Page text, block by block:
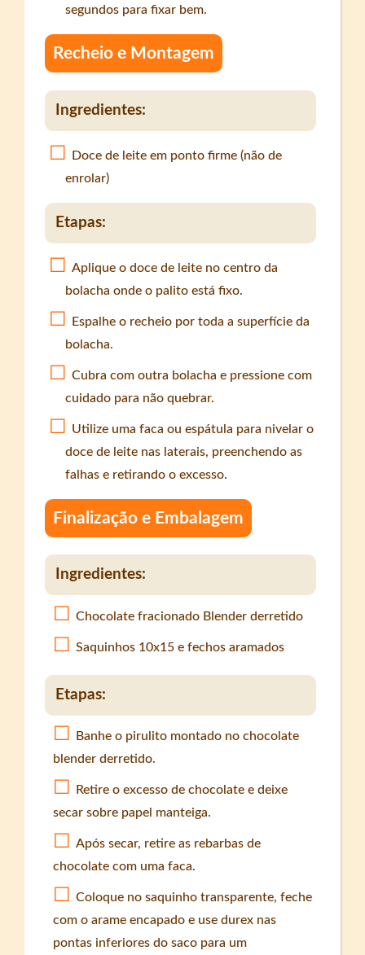
segundos para fixar bem.
Recheio e Montagem
Ingredientes:
Doce de leite em ponto firme (não de
enrolar)
Etapas:
Aplique o doce de leite no centro da
bolacha onde o palito está fixo.
Espalhe o recheio por toda a superfície da
bolacha.
Cubra com outra bolacha e pressione com
cuidado para não quebrar.
Utilize uma faca ou espátula para nivelar o
doce de leite nas laterais, preenchendo as
falhas e retirando o excesso.
Finalização e Embalagem
Ingredientes:
Chocolate fracionado Blender derretido
Saquinhos 10x15 e fechos aramados
Etapas:
Banhe o pirulito montado no chocolate
blender derretido.
Retire o excesso de chocolate e deixe
secar sobre papel manteiga.
Após secar, retire as rebarbas de
chocolate com uma faca.
Coloque no saquinho transparente, feche
com o arame encapado e use durex nas
pontas inferiores do saco para um